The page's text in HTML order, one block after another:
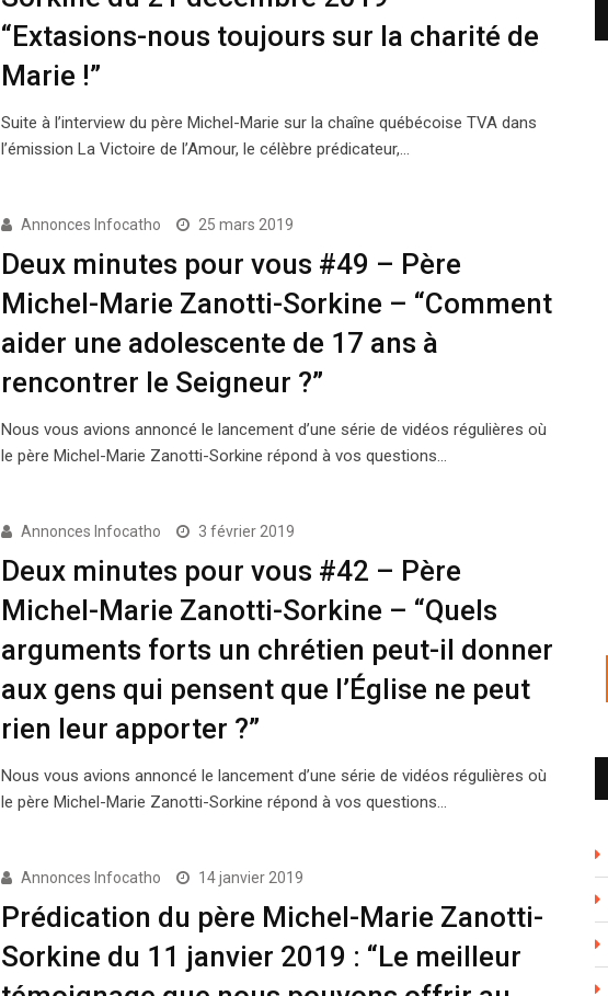
“Extasions-nous toujours sur la charité de
Marie !”
Suite à l’interview du père Michel-Marie sur la chaîne québécoise TVA dans
l’émission La Victoire de l’Amour, le célèbre prédicateur,…
Annonces Infocatho 25 mars 2019
Deux minutes pour vous #49 – Père
Michel-Marie Zanotti-Sorkine – “Comment
aider une adolescente de 17 ans à
rencontrer le Seigneur ?”
Nous vous avions annoncé le lancement d’une série de vidéos régulières où
le père Michel-Marie Zanotti-Sorkine répond à vos questions…
Annonces Infocatho 3 février 2019
Deux minutes pour vous #42 – Père
Michel-Marie Zanotti-Sorkine – “Quels
arguments forts un chrétien peut-il donner
aux gens qui pensent que l’Église ne peut
rien leur apporter ?”
Nous vous avions annoncé le lancement d’une série de vidéos régulières où
le père Michel-Marie Zanotti-Sorkine répond à vos questions…
Annonces Infocatho 14 janvier 2019
Prédication du père Michel-Marie Zanotti-
Sorkine du 11 janvier 2019 : “Le meilleur